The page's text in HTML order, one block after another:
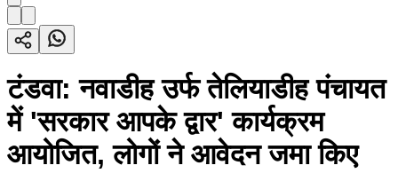
टंडवा: नवाडीह उर्फ तेलियाडीह पंचायत
में 'सरकार आपके द्वार' कार्यक्रम
आयोजित, लोगों ने आवेदन जमा किए